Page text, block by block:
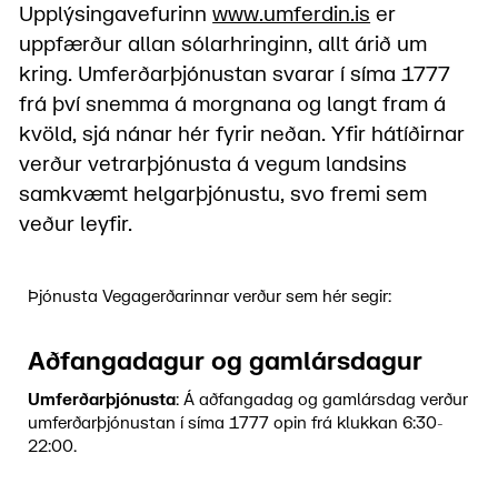
Upplýsingavefurinnwww.umferdin.is er
uppfærður allan sólarhringinn, allt árið um
kring. Umferðarþjónustan svarar í síma 1777
frá því snemma á morgnana og langt fram á
kvöld, sjá nánar hér fyrir neðan. Yfir hátíðirnar
verður vetrarþjónusta á vegum landsins
samkvæmt helgarþjónustu, svo fremi sem
veður leyfir.
Þjónusta Vegagerðarinnar verður sem hér segir:
Aðfangadagur og gamlársdagur
Umferðarþjónusta: Á aðfangadag og gamlársdag verður
umferðarþjónustan í síma 1777 opin frá klukkan 6:30-
22:00.